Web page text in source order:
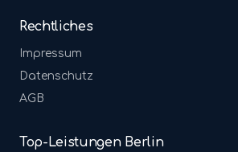
Rechtliches
Impressum
Datenschutz
AGB
Top-Leistungen Berlin